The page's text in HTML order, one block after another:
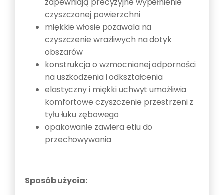
zapewniają precyzyjne wypełnienie
czyszczonej powierzchni
miękkie włosie pozawala na
czyszczenie wrażliwych na dotyk
obszarów
konstrukcja o wzmocnionej odporności
na uszkodzenia i odkształcenia
elastyczny i miękki uchwyt umożłiwia
komfortowe czyszczenie przestrzeni z
tyłu łuku zębowego
opakowanie zawiera etiu do
przechowywania
Sposób użycia: